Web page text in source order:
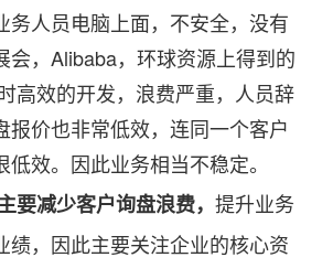
务人员电脑上面，不安全，没有
会，Alibaba，环球资源上得到的
高效的开发，浪费严重，人员辞
报价也非常低效，连同一个客户
效。因此业务相当不稳定。
要减少客户询盘浪费， 提升业务
绩，因此主要关注企业的核心资